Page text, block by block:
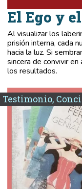
El Ego y
Al visualizar los
prisión interna, cada
hacia la luz. Si
sincera de convivir
los resultados.
Testimonio,